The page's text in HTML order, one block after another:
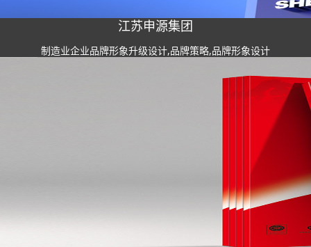
江苏申源集团
制造业企业品牌形象升级设计,品牌策略,品牌形象设计